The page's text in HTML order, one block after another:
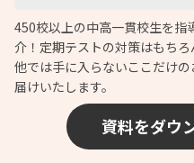
450校以上の中高一貫校生を指
介！定期テストの対策はもちろ
他では手に入らないここだけ
届けいたします。
資料をダウ